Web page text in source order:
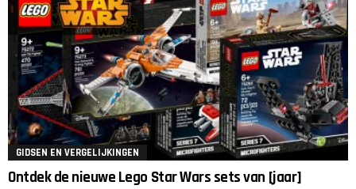
GIDSEN EN VERGELIJKINGEN
Ontdek de nieuwe Lego Star Wars sets van [jaar]